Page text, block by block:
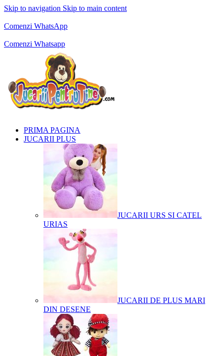
Skip to navigation Skip to main content
Comenzi WhatsApp
Comenzi Whatsapp
PRIMA PAGINA
JUCARII PLUS
JUCARII URS SI CATEL
URIAS
JUCARII DE PLUS MARI
DIN DESENE